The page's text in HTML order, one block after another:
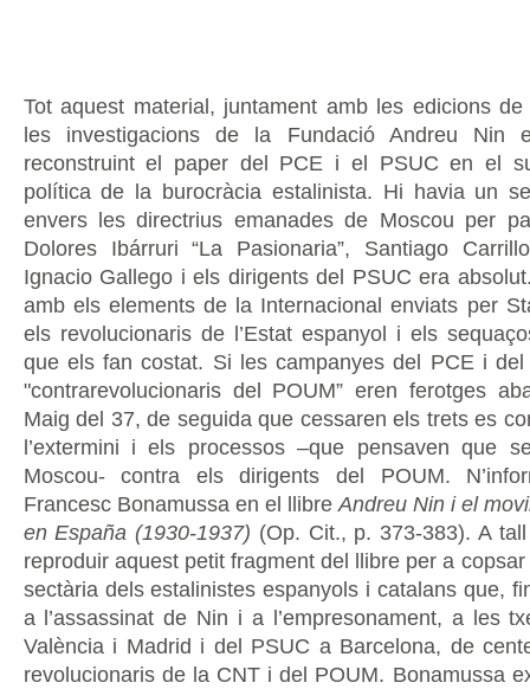
Tot aquest material, juntament amb les edicions
les investigacions de la Fundació Andreu Nin
reconstruint el paper del PCE i el PSUC en el
política de la burocràcia estalinista. Hi havia un
envers les directrius emanades de Moscou per
Dolores Ibárruri “La Pasionaria”, Santiago
Ignacio Gallego i els dirigents del PSUC era
amb els elements de la Internacional enviats per
els revolucionaris de l’Estat espanyol i els
que els fan costat. Si les campanyes del PCE i
"contrarevolucionaris del POUM” eren ferotges
Maig del 37, de seguida que cessaren els trets es
l’extermini i els processos –que pensaven que
Moscou- contra els dirigents del POUM.
Francesc Bonamussa en el llibre Andreu Nin i el
en España (1930-1937) (Op. Cit., p. 373-383). A tall
reproduir aquest petit fragment del llibre per a
sectària dels estalinistes espanyols i catalans que,
a l’assassinat de Nin i a l’empresonament, a les
València i Madrid i del PSUC a Barcelona, de
revolucionaris de la CNT i del POUM. Bonamussa